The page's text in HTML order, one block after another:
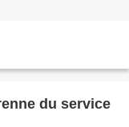
du service